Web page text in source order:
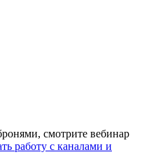
смотрите вебинар
работу с каналами и